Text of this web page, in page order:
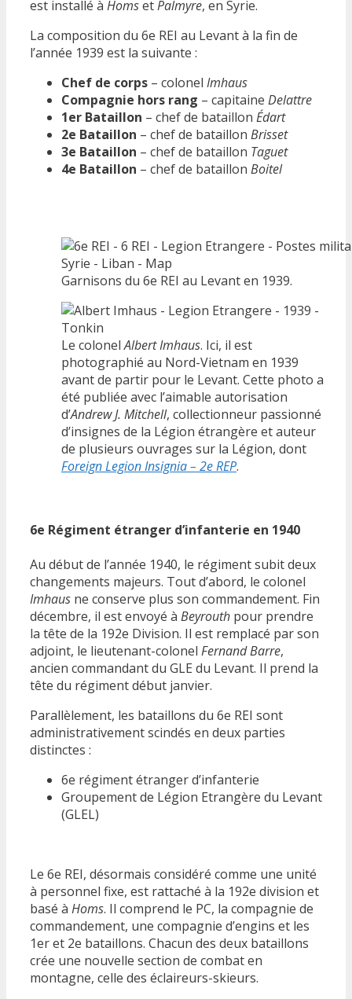
est installé à HomsetPalmyre, en Syrie.
La composition du 6e REI au Levant à la fin de
l’année 1939 est la suivante :
Chef de corps – colonel Imhaus
Compagnie hors rang – capitaine Delattre
1er Bataillon – chef de bataillon Édart
2e Bataillon – chef de bataillon Brisset
3e Bataillon – chef de bataillon Taguet
4e Bataillon – chef de bataillon Boitel
Garnisons du 6e REI au Levant en 1939.
Le colonelAlbert Imhaus. Ici, il est
photographié au Nord-Vietnam en 1939
avant de partir pour le Levant. Cette photo a
été publiée avec l’aimable autorisation
d’Andrew J. Mitchell, collectionneur passionné
d’insignes de la Légion étrangère et auteur
de plusieurs ouvrages sur la Légion, dont
Foreign Legion Insignia – 2e REP.
6e Régiment étranger d’infanterie en 1940
Au début de l’année 1940, le régiment subit deux
changements majeurs. Tout d’abord, le colonel
Imhaus ne conserve plus son commandement. Fin
décembre, il est envoyé à Beyrouth pour prendre
la tête de la 192e Division. Il est remplacé par son
adjoint, le lieutenant-colonel Fernand Barre,
ancien commandant du GLE du Levant. Il prend la
tête du régiment début janvier.
Parallèlement, les bataillons du 6e REI sont
administrativement scindés en deux parties
distinctes :
6e régiment étranger d’infanterie
Groupement de Légion Etrangère du Levant
(GLEL)
Le 6e REI, désormais considéré comme une unité
à personnel fixe, est rattaché à la 192e division et
basé à Homs. Il comprend le PC, la compagnie de
commandement, une compagnie d’engins et les
1er et 2e bataillons. Chacun des deux bataillons
crée une nouvelle section de combat en
montagne, celle des éclaireurs-skieurs.